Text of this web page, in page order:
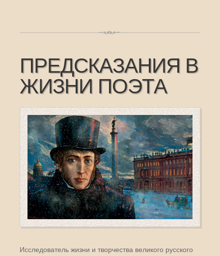
ПРЕДСКАЗАНИЯ В
ЖИЗНИ ПОЭТА
Исследователь жизни и творчества великого русского